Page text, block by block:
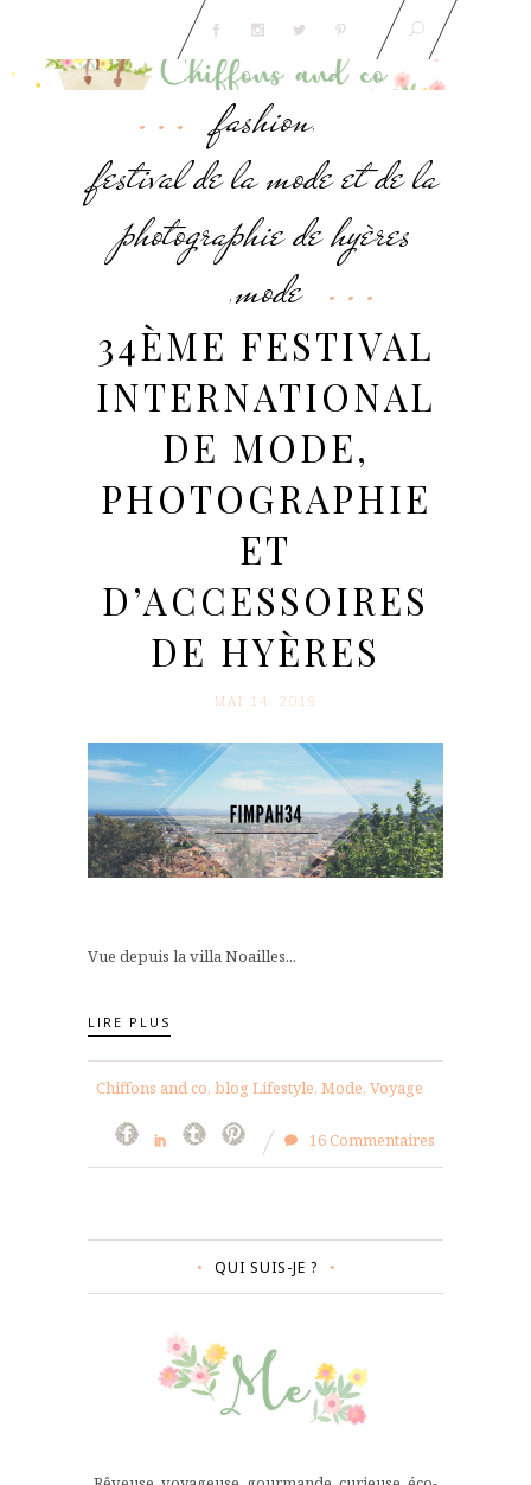
fashion,
festival de la mode et de la
photographie de hyères
, mode
34ÈME FESTIVAL
INTERNATIONAL
DE MODE,
PHOTOGRAPHIE
ET
D’ACCESSOIRES
DE HYÈRES
MAI 14. 2019
Vue depuis la villa Noailles...
LIRE PLUS
Chiffons and co, blog Lifestyle, Mode, Voyage
16 Commentaires
QUI SUIS-JE ?